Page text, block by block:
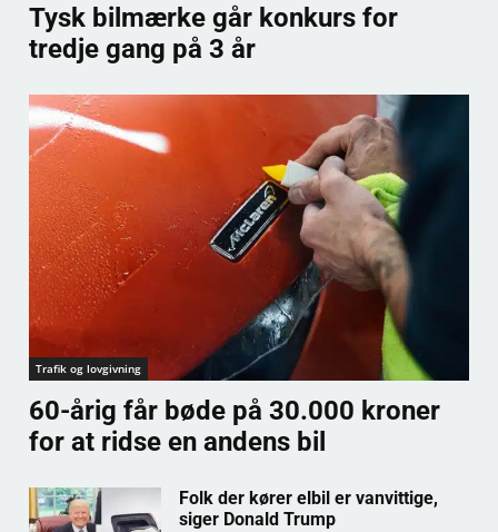
Tysk bilmærke går konkurs for
tredje gang på 3 år
Trafik og lovgivning
60-årig får bøde på 30.000 kroner
for at ridse en andens bil
Folk der kører elbil er vanvittige,
siger Donald Trump